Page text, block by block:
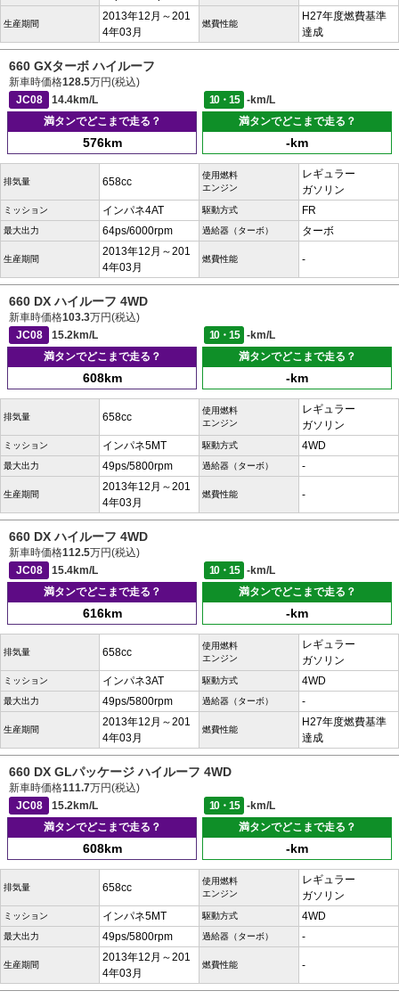
生産期間
2013年12月～201
4年03月
燃費性能
H27年度燃費基準
達成
660 GXターボ ハイルーフ
新車時価格128.5万円(税込)
JC08
14.4km/L 10・15
-km/L
満タンでどこまで走る？
576km
満タンでどこまで走る？
-km
排気量 658cc
使用燃料
エンジン
レギュラー
ガソリン
ミッション インパネ4AT 駆動方式 FR
最大出力 64ps/6000rpm 過給器（ターボ） ターボ
生産期間
2013年12月～201
4年03月
燃費性能 -
660 DX ハイルーフ 4WD
新車時価格103.3万円(税込)
JC08
15.2km/L 10・15
-km/L
満タンでどこまで走る？
608km
満タンでどこまで走る？
-km
排気量 658cc
使用燃料
エンジン
レギュラー
ガソリン
ミッション インパネ5MT 駆動方式 4WD
最大出力 49ps/5800rpm 過給器（ターボ） -
生産期間
2013年12月～201
4年03月
燃費性能 -
660 DX ハイルーフ 4WD
新車時価格112.5万円(税込)
JC08
15.4km/L 10・15
-km/L
満タンでどこまで走る？
616km
満タンでどこまで走る？
-km
排気量 658cc
使用燃料
エンジン
レギュラー
ガソリン
ミッション インパネ3AT 駆動方式 4WD
最大出力 49ps/5800rpm 過給器（ターボ） -
生産期間
2013年12月～201
4年03月
燃費性能
H27年度燃費基準
達成
660 DX GLパッケージ ハイルーフ 4WD
新車時価格111.7万円(税込)
JC08
15.2km/L 10・15
-km/L
満タンでどこまで走る？
608km
満タンでどこまで走る？
-km
排気量 658cc
使用燃料
エンジン
レギュラー
ガソリン
ミッション インパネ5MT 駆動方式 4WD
最大出力 49ps/5800rpm 過給器（ターボ） -
生産期間
2013年12月～201
4年03月
燃費性能 -